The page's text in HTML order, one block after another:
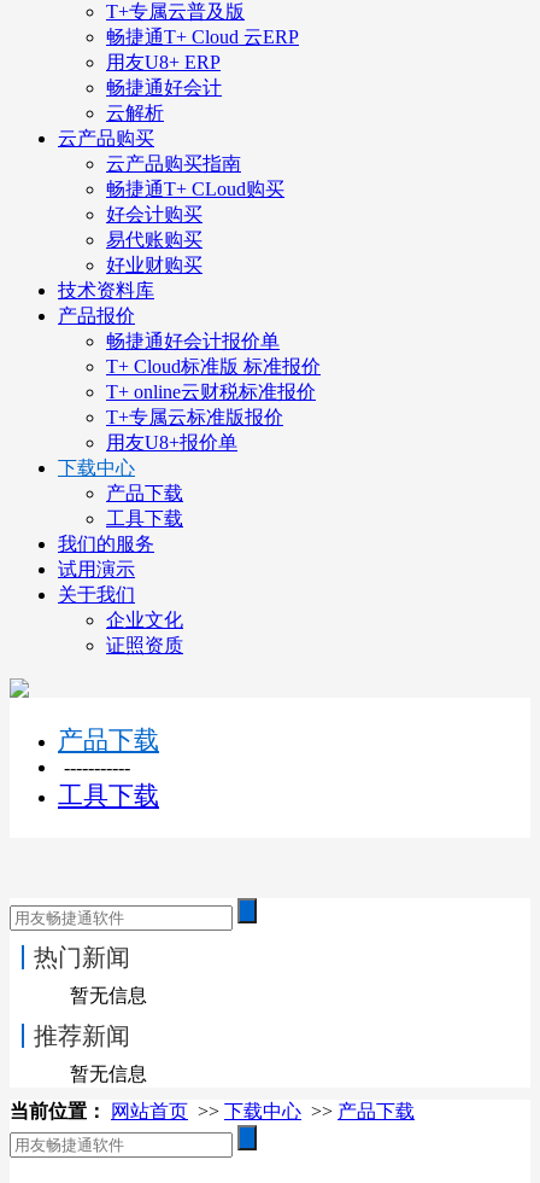
T+专属云普及版
畅捷通T+ Cloud 云ERP
用友U8+ ERP
畅捷通好会计
云解析
云产品购买
云产品购买指南
畅捷通T+ CLoud购买
好会计购买
易代账购买
好业财购买
技术资料库
产品报价
畅捷通好会计报价单
T+ Cloud标准版 标准报价
T+ online云财税标准报价
T+专属云标准版报价
用友U8+报价单
下载中心
产品下载
工具下载
我们的服务
试用演示
关于我们
企业文化
证照资质
产品下载
-----------
工具下载
热门新闻
暂无信息
推荐新闻
暂无信息
当前位置：
网站首页 >> 下载中心 >> 产品下载